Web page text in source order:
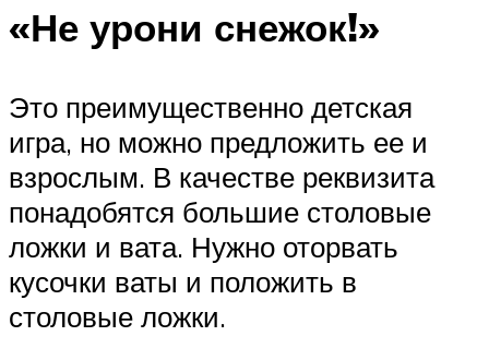
«Не урони снежок!»
Это преимущественно детская
игра, но можно предложить ее и
взрослым. В качестве реквизита
понадобятся большие столовые
ложки и вата. Нужно оторвать
кусочки ваты и положить в
столовые ложки.